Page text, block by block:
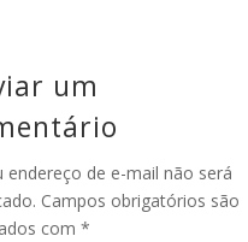
um
endereço de e-mail não será
Campos obrigatórios são
com*